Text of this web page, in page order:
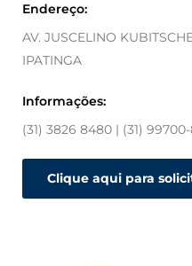
Endereço:
AV. JUSCELINO
IPATINGA
Informações:
(31) 3826 8480 | (31)
Clique aqui para